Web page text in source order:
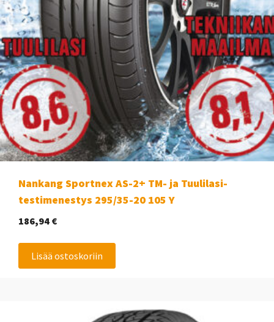
Nankang Sportnex AS-2+ TM- ja Tuulilasi-
testimenestys 295/35-20 105 Y
186,94 €
Lisää ostoskoriin